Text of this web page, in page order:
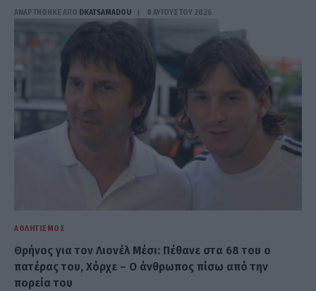
ΑΝΑΡΤΗΘΗΚΕ ΑΠΟ DKATSAMADOU 8 ΑΥΓΟΎΣΤΟΥ 2026
ΑΘΛΗΤΙΣΜΌΣ
Θρήνος για τον Λιονέλ Μέσι: Πέθανε στα 68 του ο
πατέρας του, Χόρχε – Ο άνθρωπος πίσω από την
πορεία του